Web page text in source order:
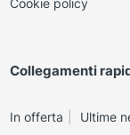
Collegamenti
In offerta Ultime